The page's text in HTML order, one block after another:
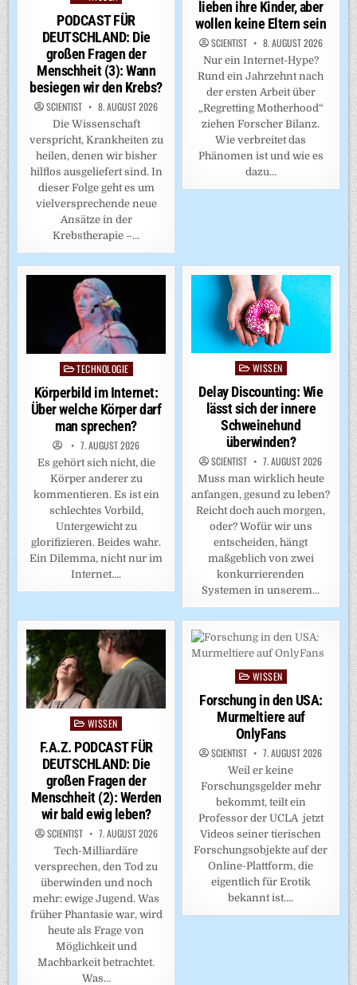
in
PODCAST FÜR
DEUTSCHLAND: Die
großen Fragen der
Menschheit (3): Wann
besiegen wir den Krebs?
SCIENTIST 8. AUGUST 2026
Die Wissenschaft
verspricht, Krankheiten zu
heilen, denen wir bisher
hilflos ausgeliefert sind. In
dieser Folge geht es um
vielversprechende neue
Ansätze in der
Krebstherapie –…
lieben ihre Kinder, aber
wollen keine Eltern sein
SCIENTIST 8. AUGUST 2026
Nur ein Internet-Hype?
Rund ein Jahrzehnt nach
der ersten Arbeit über
„Regretting Motherhood“
ziehen Forscher Bilanz.
Wie verbreitet das
Phänomen ist und wie es
dazu…
PostedTECHNOLOGIE
Körperbild im Internet:
Über welche Körper darf
man sprechen?
7. AUGUST 2026
Es gehört sich nicht, die
Körper anderer zu
kommentieren. Es ist ein
schlechtes Vorbild,
Untergewicht zu
glorifizieren. Beides wahr.
Ein Dilemma, nicht nur im
Internet….
Posted
in
WISSEN
Delay Discounting: Wie
lässt sich der innere
Schweinehund
überwinden?
SCIENTIST 7. AUGUST 2026
Muss man wirklich heute
anfangen, gesund zu leben?
Reicht doch auch morgen,
oder? Wofür wir uns
entscheiden, hängt
maßgeblich von zwei
konkurrierenden
Systemen in unserem…
PostedWISSEN
F.A.Z. PODCAST FÜR
DEUTSCHLAND: Die
großen Fragen der
Menschheit (2): Werden
wir bald ewig leben?
SCIENTIST 7. AUGUST 2026
Tech-Milliardäre
versprechen, den Tod zu
überwinden und noch
mehr: ewige Jugend. Was
früher Phantasie war, wird
heute als Frage von
Möglichkeit und
Machbarkeit betrachtet.
Was…
PostedWISSEN
Forschung in den USA:
Murmeltiere auf
OnlyFans
SCIENTIST 7. AUGUST 2026
Weil er keine
Forschungsgelder mehr
bekommt, teilt ein
Professor der UCLA jetzt
Videos seiner tierischen
Forschungsobjekte auf der
Online-Plattform, die
eigentlich für Erotik
bekannt ist….